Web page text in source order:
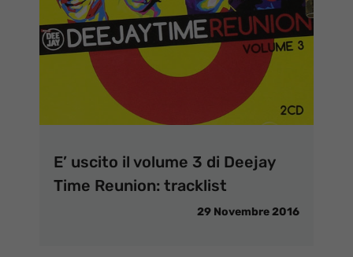
E’ uscito il volume 3 di Deejay
Time Reunion: tracklist
29 Novembre 2016